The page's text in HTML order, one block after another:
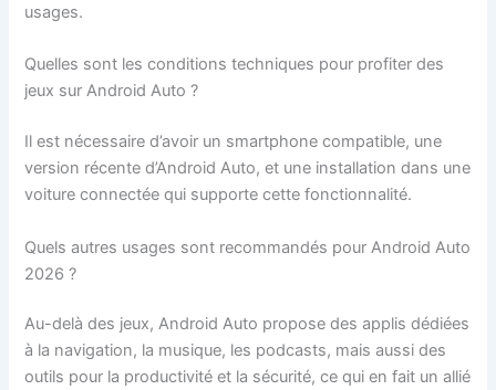
usages.
Quelles sont les conditions techniques pour profiter des
jeux sur Android Auto ?
Il est nécessaire d’avoir un smartphone compatible, une
version récente d’Android Auto, et une installation dans une
voiture connectée qui supporte cette fonctionnalité.
Quels autres usages sont recommandés pour Android Auto
2026 ?
Au-delà des jeux, Android Auto propose des applis dédiées
à la navigation, la musique, les podcasts, mais aussi des
outils pour la productivité et la sécurité, ce qui en fait un allié